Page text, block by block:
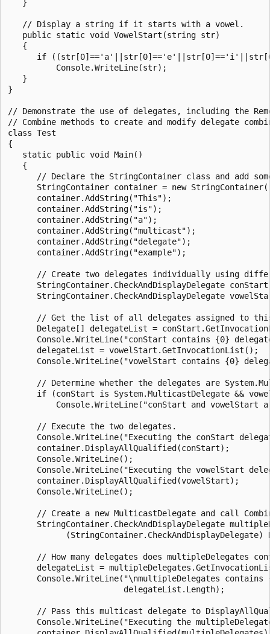
   }
   // Display a string if it starts with a vowel.
   public static void VowelStart(string str)
   {
if
          Console.WriteLine(str);
   }
}
// Demonstrate the use of delegates, including the
// Combine methods to create and modify delegate
class Test
{
   static public void Main()
   {
// Declare the StringContainer class and add
StringContainer container = new
      container.AddString("This");
      container.AddString("is");
      container.AddString("a");
      container.AddString("multicast");
      container.AddString("delegate");
      container.AddString("example");
// Create two delegates individually using
StringContainer.CheckAndDisplayDelegate
StringContainer.CheckAndDisplayDelegate
// Get the list of all delegates assigned to
Delegate[] delegateList =
Console.WriteLine("conStart contains {0}
      delegateList = vowelStart.GetInvocationList();
Console.WriteLine("vowelStart contains {0}
// Determine whether the delegates are
if (conStart is System.MulticastDelegate &&
Console.WriteLine("conStart and vowelStart
      // Execute the two delegates.
Console.WriteLine("Executing the conStart
      container.DisplayAllQualified(conStart);
      Console.WriteLine();
Console.WriteLine("Executing the vowelStart
      container.DisplayAllQualified(vowelStart);
      Console.WriteLine();
// Create a new MulticastDelegate and call
StringContainer.CheckAndDisplayDelegate
(StringContainer.CheckAndDisplayDelegate)
// How many delegates does multipleDelegates
delegateList =
Console.WriteLine("\nmultipleDelegates contains
                        delegateList.Length);
// Pass this multicast delegate to
Console.WriteLine("Executing the